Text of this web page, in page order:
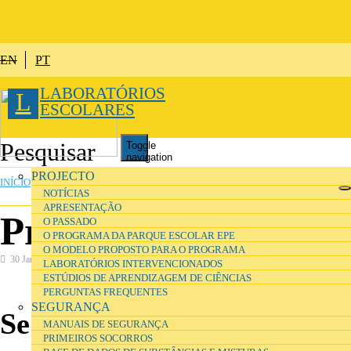
EN PT
L LABORATÓRIOS
ESCOLARES
Toggle
navigation
PROJECTO
NOTÍCIAS
APRESENTAÇÃO
O PASSADO
O PROGRAMA DA PARQUE ESCOLAR EPE
O MODELO PROPOSTO PARA O PROGRAMA
LABORATÓRIOS INTERVENCIONADOS
ESTÚDIOS DE APRENDIZAGEM DE CIÊNCIAS
PERGUNTAS FREQUENTES
SEGURANÇA
MANUAIS DE SEGURANÇA
PRIMEIROS SOCORROS
ESTÁ AQUI
INÍCIO
Professores
30 Janeiro 2017
Se é professor/a…